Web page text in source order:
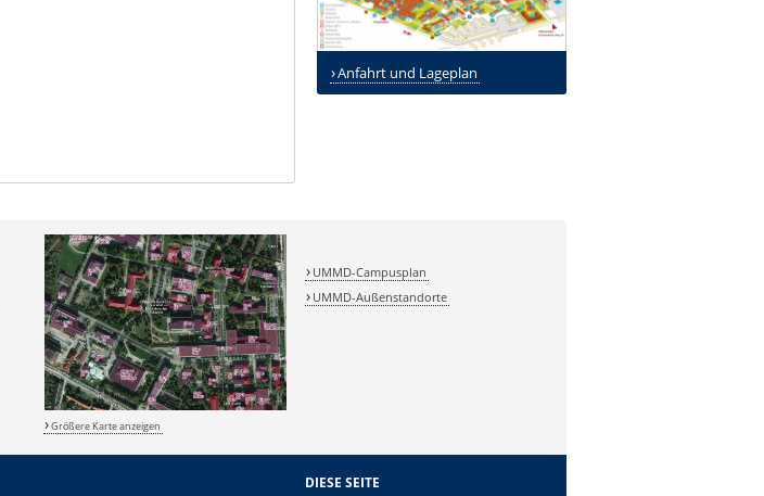
Anfahrt und Lageplan
Größere Karte anzeigen
UMMD-Campusplan
UMMD-Außenstandorte
DIESE SEITE